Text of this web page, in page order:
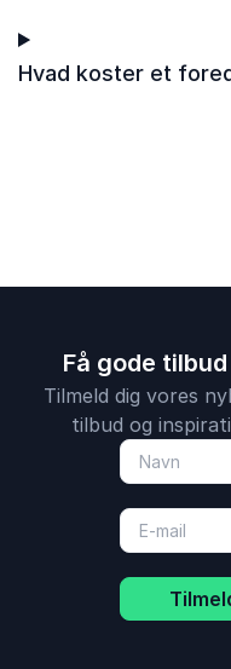
Hvad koster et
Få gode
Tilmeld dig vores
tilbud og